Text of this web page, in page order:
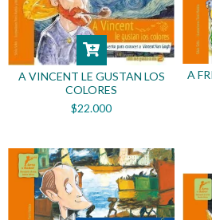
A VINCENT LE GUSTAN LOS
COLORES
$22.000
A